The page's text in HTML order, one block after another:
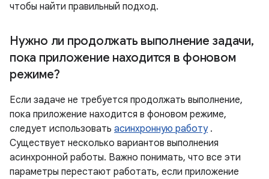
чтобы найти правильный подход.
Нужно ли продолжать выполнение задачи,
пока приложение находится в фоновом
режиме?
Если задаче не требуется продолжать выполнение,
пока приложение находится в фоновом режиме,
следует использовать асинхронную работу.
Существует несколько вариантов выполнения
асинхронной работы. Важно понимать, что все эти
параметры перестают работать, если приложение